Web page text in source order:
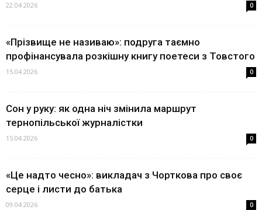
22.04.2026 0
«Прізвище не називаю»: подруга таємно
профінансувала розкішну книгу поетеси з Товстого
15.04.2026 0
Сон у руку: як одна ніч змінила маршрут
тернопільської журналістки
15.04.2026 0
«Це надто чесно»: викладач з Чорткова про своє
серце і листи до батька
09.04.2026 0